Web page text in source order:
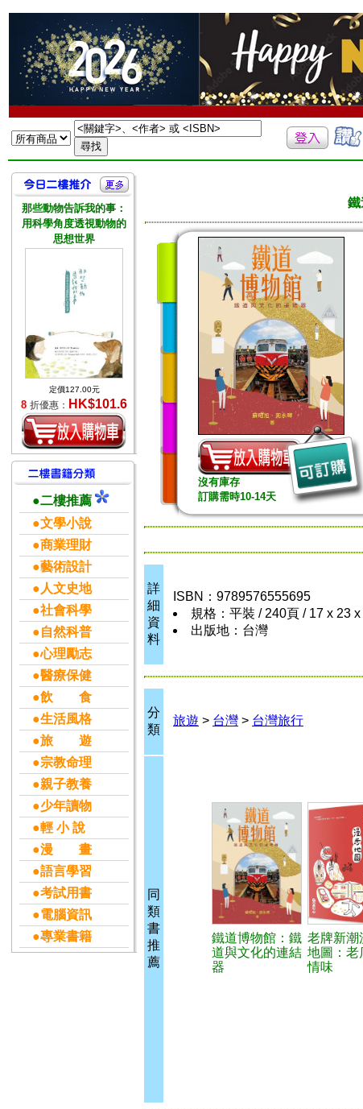
那些動物告訴我的事：
用科學角度透視動物的
思想世界
定價127.00元
8 折優惠： HK$101.6
●二樓推薦
●文學小說
●商業理財
●藝術設計
●人文史地
●社會科學
●自然科普
●心理勵志
●醫療保健
●飲 食
●生活風格
●旅 遊
●宗教命理
●親子教養
●少年讀物
●輕 小 說
●漫 畫
●語言學習
●考試用書
●電腦資訊
●專業書籍
鐵
沒有庫存
訂購需時10-14天
詳
細
資
料
ISBN：9789576555695
規格：平裝 / 240頁 / 17 x 23
出版地：台灣
分
類
旅遊 > 台灣 > 台灣旅行
同
類
書
推
薦
鐵道博物館：鐵
道與文化的連結
器
老牌新潮
地圖：老
情味